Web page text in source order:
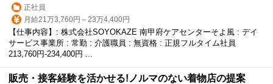
正社員
月給21万3,760円～23万4,400円
【仕事内容】: 株式会社SOYOKAZE 南甲府ケアセンターそよ風 : デイ
サービス事業所 : 常勤 : 介護職員 : 無資格 : 正規フルタイム社員
213,760円-234,400円 ...
販売・接客経験を活かせる!ノルマのない着物店の提案